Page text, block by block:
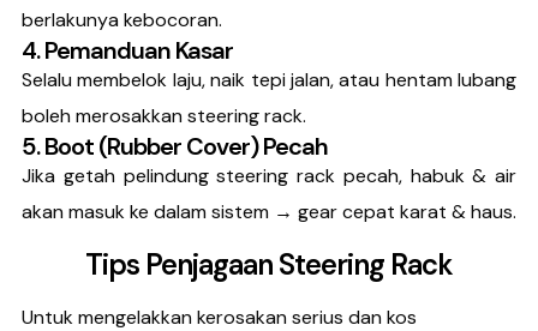
berlakunya kebocoran.
4. Pemanduan Kasar
Selalu membelok laju, naik tepi jalan, atau hentam lubang
boleh merosakkan steering rack.
5. Boot (Rubber Cover) Pecah
Jika getah pelindung steering rack pecah, habuk & air
akan masuk ke dalam sistem → gear cepat karat & haus.
Tips Penjagaan Steering Rack
Untuk mengelakkan kerosakan serius dan kos